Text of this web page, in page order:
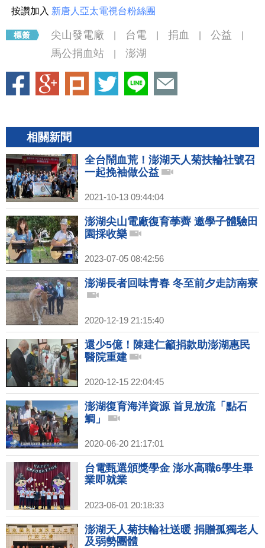
按讚加入 新唐人亞太電視台粉絲團
尖山發電廠 台電 捐血 公益
馬公捐血站 澎湖
相關新聞
全台鬧血荒！澎湖天人菊扶輪社號召
一起挽袖做公益
2021-10-13 09:44:04
澎湖尖山電廠復育荸薺 邀學子體驗田
園採收樂
2023-07-05 08:42:56
澎湖長者回味青春 冬至前夕走訪南寮
2020-12-19 21:15:40
還少5億！陳建仁籲捐款助澎湖惠民
醫院重建
2020-12-15 22:04:45
澎湖復育海洋資源 首見放流「點石
鯛」
2020-06-20 21:17:01
台電甄選頒獎學金 澎水高職6學生畢
業即就業
2023-06-01 20:18:33
澎湖天人菊扶輪社送暖 捐贈孤獨老人
及弱勢團體